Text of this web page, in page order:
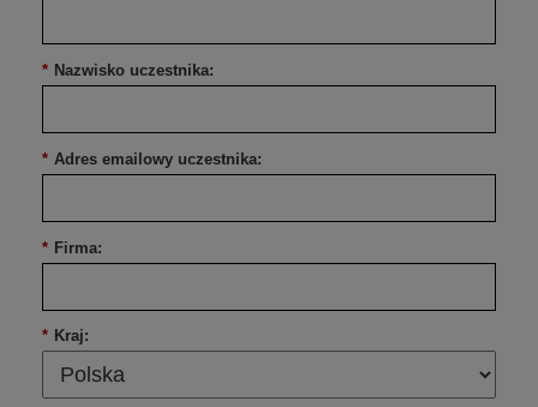
* Nazwisko uczestnika:
* Adres emailowy uczestnika:
* Firma:
* Kraj: